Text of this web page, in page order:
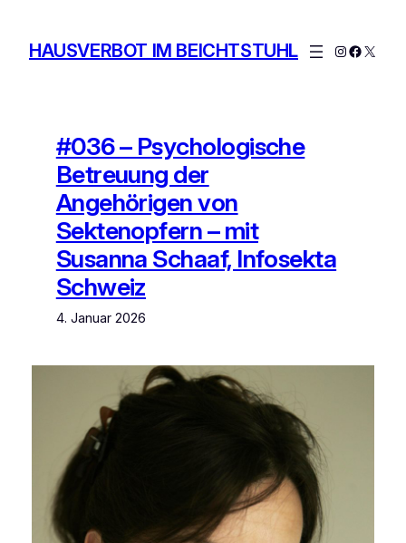
springen
HAUSVERBOT IM BEICHTSTUHL Instagram
X
#036 – Psychologische
Betreuung der
Angehörigen von
Sektenopfern – mit
Susanna Schaaf, Infosekta
Schweiz
4. Januar 2026